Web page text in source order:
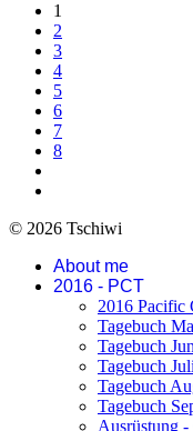
1
2
3
4
5
6
7
8
© 2026 Tschiwi
About me
2016 - PCT
2016 Pacific
Tagebuch
Tagebuch
Tagebuch
Tagebuch
Tagebuch
Ausrüstung -